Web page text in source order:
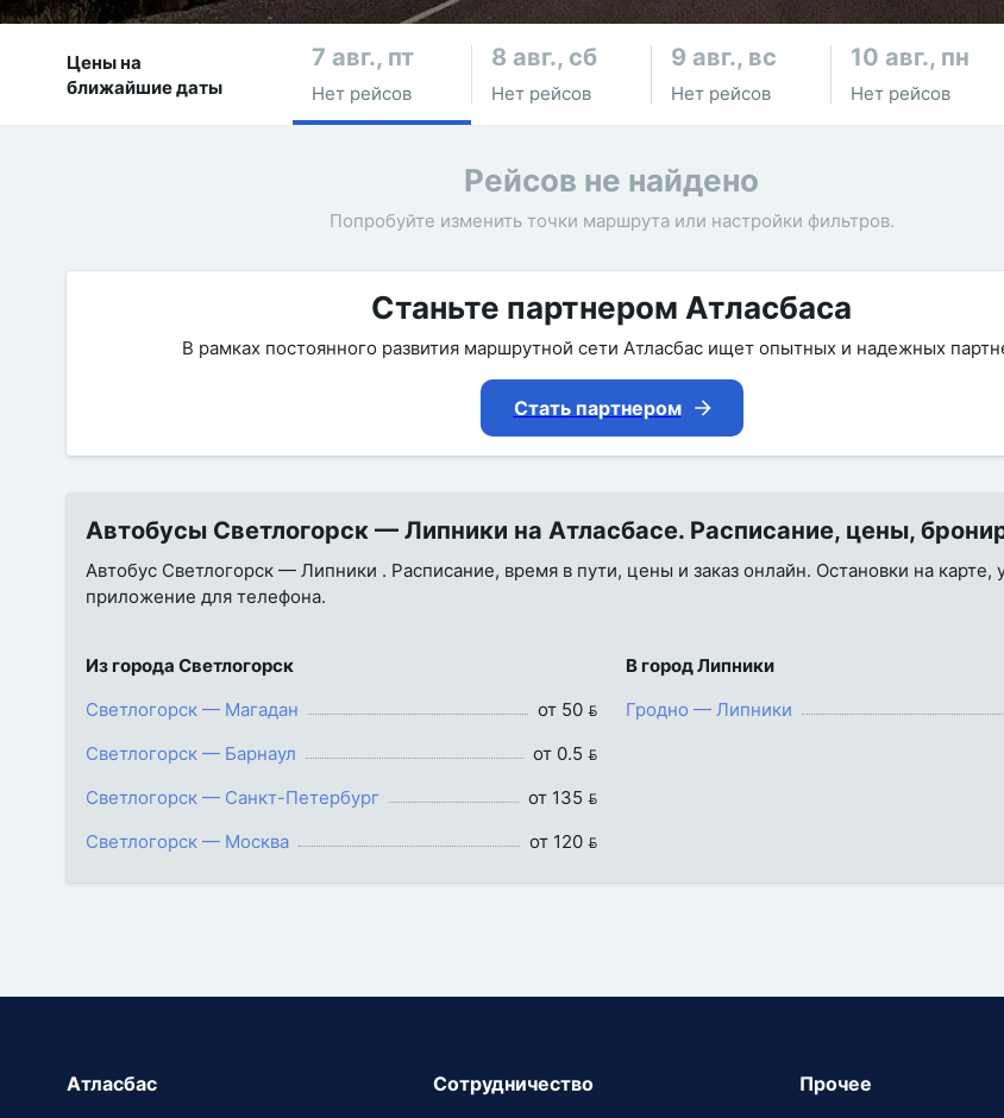
Цены на
ближайшие даты
7 авг., пт
Нет рейсов
8 авг., сб
Нет рейсов
9 авг., вс
Нет рейсов
10 авг., пн
Нет рейсов
Рейсов не найдено
Попробуйте изменить точки маршрута или настройки фильтров.
Станьте партнером Атласбаса
В рамках постоянного развития маршрутной сети Атласбас ищет опытных и надежных
Стать партнером
Автобусы Светлогорск — Липники на Атласбасе. Расписание, цены,
Автобус Светлогорск — Липники . Расписание, время в пути, цены и заказ онлайн. Остановки на карте,
приложение для телефона.
Из города Светлогорск
Светлогорск — Магадан
от 50 
Светлогорск — Барнаул
от 0.5 
Светлогорск — Санкт-Петербург
от 135 
Светлогорск — Москва
от 120 
В город Липники
Гродно — Липники
Атласбас Сотрудничество Прочее